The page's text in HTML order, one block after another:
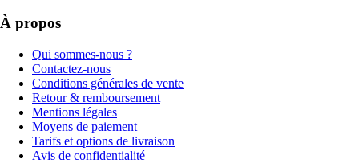
À propos
Qui sommes-nous ?
Contactez-nous
Conditions générales de vente
Retour & remboursement
Mentions légales
Moyens de paiement
Tarifs et options de livraison
Avis de confidentialité